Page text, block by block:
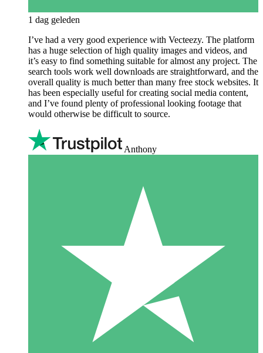
1 dag geleden
I’ve had a very good experience with Vecteezy. The platform
has a huge selection of high quality images and videos, and
it’s easy to find something suitable for almost any project. The
search tools work well downloads are straightforward, and the
overall quality is much better than many free stock websites. It
has been especially useful for creating social media content,
and I’ve found plenty of professional looking footage that
would otherwise be difficult to source.
Anthony